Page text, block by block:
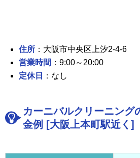
住所 ：大阪市中央区上汐2-4-6
営業時間 ：9:00～20:00
定休日
：なし
カーニバルクリーニング
金例 [大阪上本町駅近く]